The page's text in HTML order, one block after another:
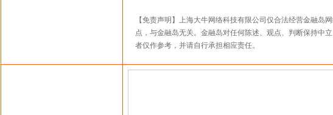
【免责声明】上海大牛网络科技有限公司仅合法经营金融
点，与金融岛无关。金融岛对任何陈述、观点、判断保持中
者仅作参考，并请自行承担相应责任。